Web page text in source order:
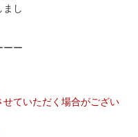
まし
ーー
せていただく場合がござい